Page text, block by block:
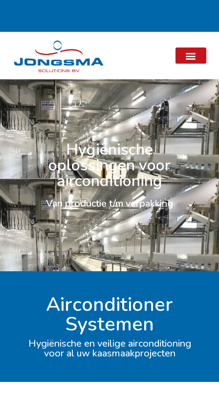
Hygiënische
oplossingen voor
airconditioning
Van productie t/m verpakking
Airconditioner
Systemen
Hygiënische en veilige airconditioning
voor al uw kaasmaakprojecten